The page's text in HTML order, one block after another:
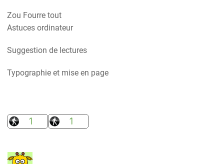
Zou Fourre tout
Astuces ordinateur
Suggestion de lectures
Typographie et mise en page